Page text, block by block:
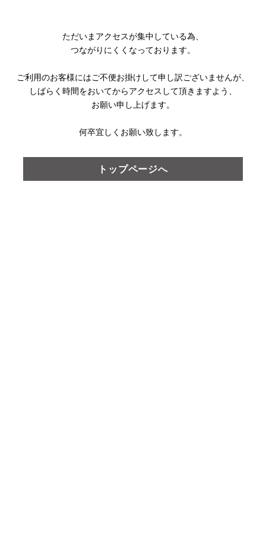
ただいまアクセスが集中している為、
つながりにくくなっております。
ご利用のお客様にはご不便お掛けして申し訳ございませんが、
しばらく時間をおいてからアクセスして頂きますよう、
お願い申し上げます。
何卒宜しくお願い致します。
トップページへ